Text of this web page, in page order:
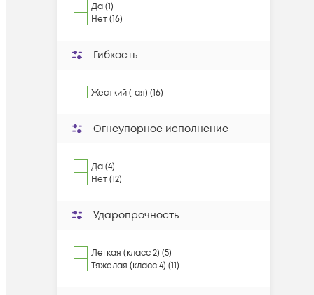
Да (1)
Нет (16)
Гибкость
Жесткий (-ая) (16)
Огнеупорное исполнение
Да (4)
Нет (12)
Ударопрочность
Легкая (класс 2) (5)
Тяжелая (класс 4) (11)